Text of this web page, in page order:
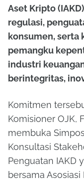
Aset Kripto
regulasi,
konsumen, serta
pemangku
industri
berintegritas,
Komitmen
Komisioner OJK,
membuka
Konsultasi
Penguatan IAKD
bersama